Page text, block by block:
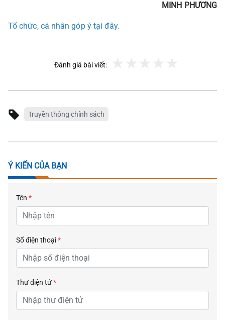
MINH PHƯƠNG
Tổ chức, cá nhân góp ý tại đây.
Đánh giá bài viết:
Truyền thông chính sách
Ý KIẾN CỦA BẠN
Tên *
Số điện thoại*
Thư điện tử*